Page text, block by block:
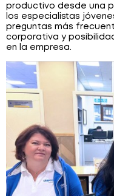
productivo desde una
los especialistas
preguntas más
corporativa y
en la empresa.